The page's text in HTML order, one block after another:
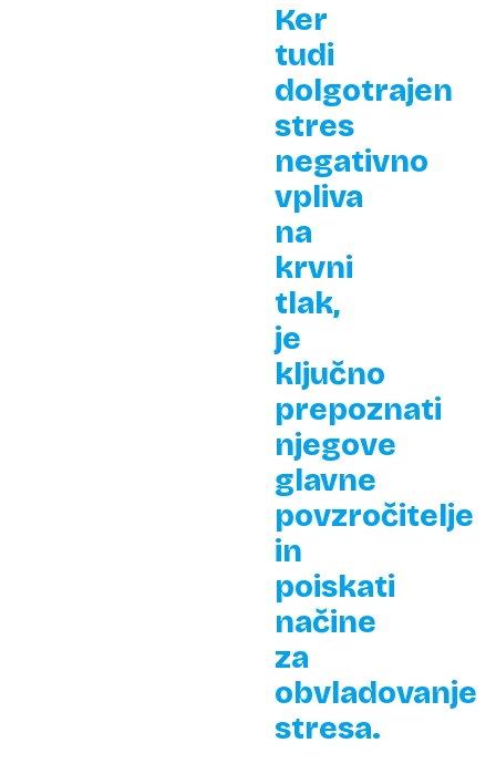
Ker
tudi
dolgotrajen
stres
negativno
vpliva
na
krvni
tlak,
je
ključno
prepoznati
njegove
glavne
povzročitelje
in
poiskati
načine
za
obvladovanje
stresa.